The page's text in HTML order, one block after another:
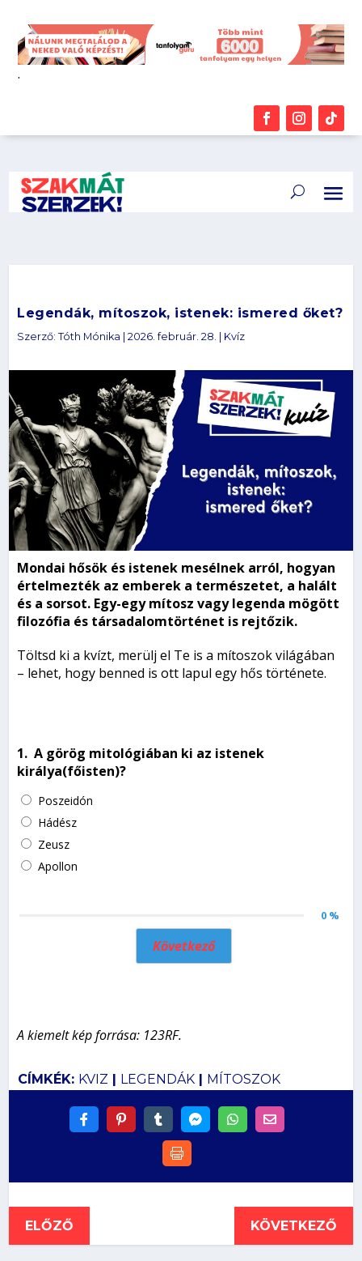
.
Legendák, mítoszok, istenek: ismered őket?
Szerző:Tóth Mónika |2026. február. 28. Kvíz
Mondai hősök és istenek mesélnek arról, hogyan
értelmezték az emberek a természetet, a halált
és a sorsot. Egy-egymítosz vagy legenda mögött
filozófia és társadalomtörténet is rejtőzik.
Töltsd ki a kvízt, merülj el Te is a mítoszok világában
– lehet, hogy benned is ott lapul egy hős története.
1. A görög mitológiában ki az istenek
királya(főisten)?
Poszeidón
Hádész
Zeusz
Apollon
0 %
Következő
A kiemelt kép forrása: 123RF.
CÍMKÉK: KVIZ | LEGENDÁK| MÍTOSZOK
ELŐZŐ KÖVETKEZŐ